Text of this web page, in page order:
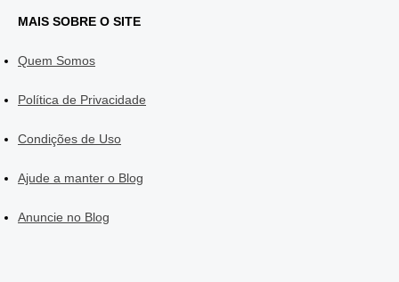
MAIS SOBRE O SITE
Quem Somos
Política de Privacidade
Condições de Uso
Ajude a manter o Blog
Anuncie no Blog